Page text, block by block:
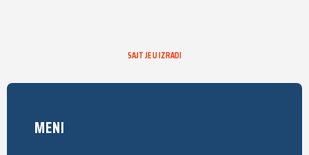
SAJT JE U IZRADI
MENI